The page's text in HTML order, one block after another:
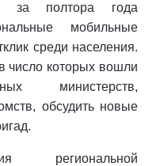
за полтора года
мобильные
среди населения.
число которых вошли
министерств,
обсудить новые
региональной